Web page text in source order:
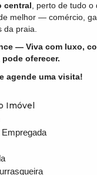
central , perto de tudo
melhor — comércio,
da praia.
— Viva com luxo,
oferecer.
agende uma visita!
Imóvel